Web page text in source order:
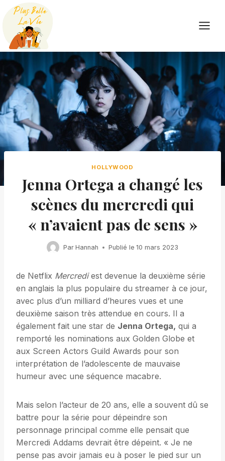
Skip
content
HOLLYWOOD
Jenna Ortega a changé les
scènes du mercredi qui
« n’avaient pas de sens »
Par Hannah Publié le 10 mars 2023
de Netflix Mercrediest devenue la deuxième série
en anglais la plus populaire du streamer à ce jour,
avec plus d’un milliard d’heures vues et une
deuxième saison très attendue en cours. Il a
également fait une star de Jenna Ortega, qui a
remporté les nominations aux Golden Globe et
aux Screen Actors Guild Awards pour son
interprétation de l’adolescente de mauvaise
humeur avec une séquence macabre.
Mais selon l’acteur de 20 ans, elle a souvent dû se
battre pour la série pour dépeindre son
personnage principal comme elle pensait que
Mercredi Addams devrait être dépeint. « Je ne
pense pas avoir jamais eu à poser le pied sur un